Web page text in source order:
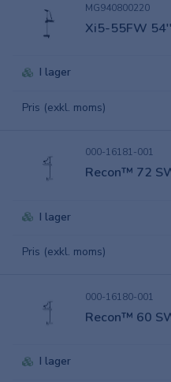
MG940800220
Xi5-55FW
I lager
Pris (exkl. moms)
000-16181-001
Recon™ 72
I lager
Pris (exkl. moms)
000-16180-001
Recon™ 60
I lager